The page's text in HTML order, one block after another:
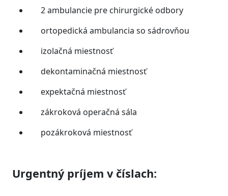
2 ambulancie pre chirurgické odbory
ortopedická ambulancia so sádrovňou
izolačná miestnosť
dekontaminačná miestnosť
expektačná miestnosť
zákroková operačná sála
pozákroková miestnosť
Urgentný príjem v číslach: